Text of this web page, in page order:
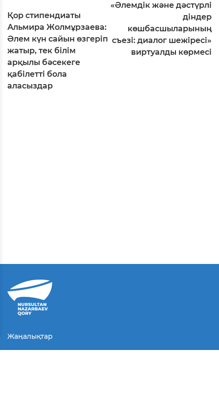
Қор стипендиаты
Альмира Жолмұрзаева:
Әлем күн сайын өзгеріп
жатыр, тек білім
арқылы бәсекеге
қабілетті бола
аласыздар
«Әлемдік және дәстүрлі
діндер
көшбасшыларының
съезі: диалог шежіресі»
виртуалды көрмесі
Жаңалықтар